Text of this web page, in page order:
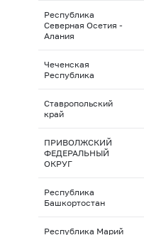
Республика
Северная Осетия -
Алания
Чеченская
Республика
Ставропольский
край
ПРИВОЛЖСКИЙ
ФЕДЕРАЛЬНЫЙ
ОКРУГ
Республика
Башкортостан
Республика Марий